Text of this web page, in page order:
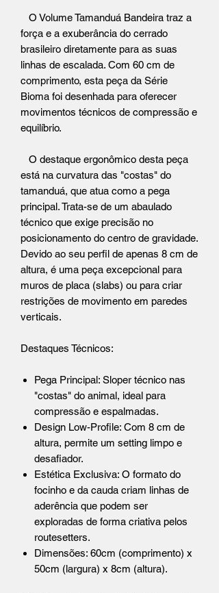
O Volume Tamanduá Bandeira traz a
força e a exuberância do cerrado
brasileiro diretamente para as suas
linhas de escalada. Com 60 cm de
comprimento, esta peça da Série
Bioma foi desenhada para oferecer
movimentos técnicos de compressão e
equilíbrio.
O destaque ergonômico desta peça
está na curvatura das "costas" do
tamanduá, que atua como a pega
principal. Trata-se de um abaulado
técnico que exige precisão no
posicionamento do centro de gravidade.
Devido ao seu perfil de apenas 8 cm de
altura, é uma peça excepcional para
muros de placa (slabs) ou para criar
restrições de movimento em paredes
verticais.
Destaques Técnicos:
Pega Principal: Sloper técnico nas
"costas" do animal, ideal para
compressão e espalmadas.
Design Low-Profile: Com 8 cm de
altura, permite um setting limpo e
desafiador.
Estética Exclusiva: O formato do
focinho e da cauda criam linhas de
aderência que podem ser
exploradas de forma criativa pelos
routesetters.
Dimensões: 60cm (comprimento) x
50cm (largura) x 8cm (altura).